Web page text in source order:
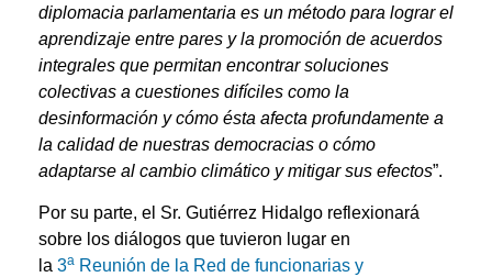
diplomacia parlamentaria es un método para lograr el
aprendizaje entre pares y la promoción de acuerdos
integrales que permitan encontrar soluciones
colectivas a cuestiones difíciles como la
desinformación y cómo ésta afecta profundamente a
la calidad de nuestras democracias o cómo
adaptarse al cambio climático y mitigar sus efectos”.
Por su parte, el Sr. Gutiérrez Hidalgo reflexionará
sobre los diálogos que tuvieron lugar en
la 3a Reunión de la Red de funcionarias y